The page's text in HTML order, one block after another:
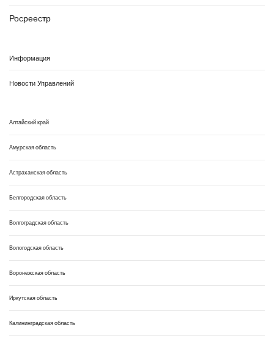
Росреестр
Информация
Новости Управлений
Алтайский край
Амурская область
Астраханская область
Белгородская область
Волгоградская область
Вологодская область
Воронежская область
Иркутская область
Калининградская область